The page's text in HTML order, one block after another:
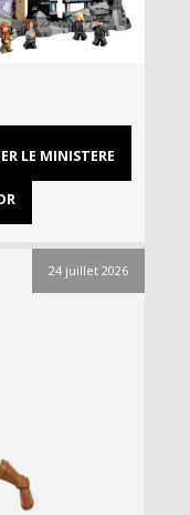
LE MINISTERE
24 juillet 2026